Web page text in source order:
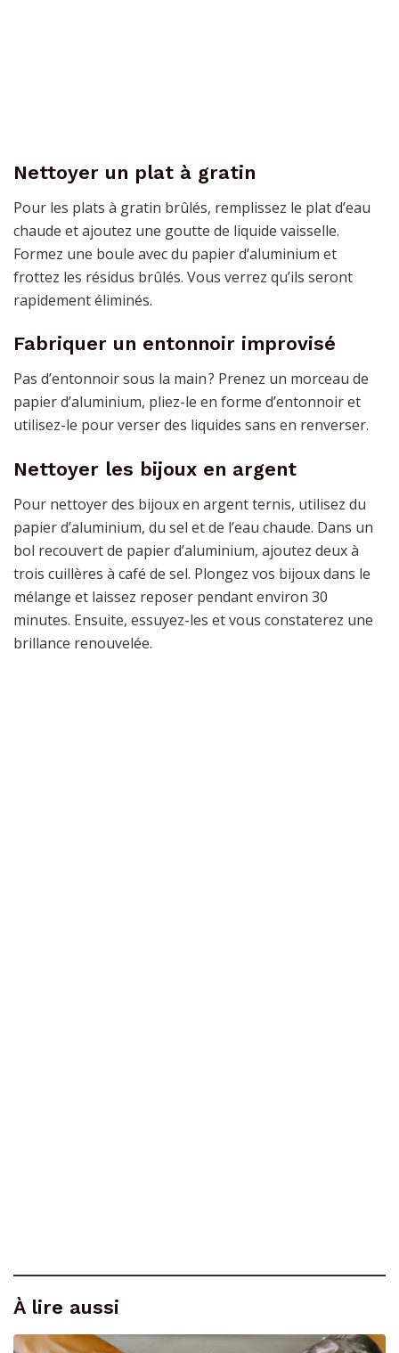
Nettoyer un plat à gratin
Pour les plats à gratin brûlés, remplissez le plat d’eau
chaude et ajoutez une goutte de liquide vaisselle.
Formez une boule avec du papier d’aluminium et
frottez les résidus brûlés. Vous verrez qu’ils seront
rapidement éliminés.
Fabriquer un entonnoir improvisé
Pas d’entonnoir sous la main ? Prenez un morceau de
papier d’aluminium, pliez-le en forme d’entonnoir et
utilisez-le pour verser des liquides sans en renverser.
Nettoyer les bijoux en argent
Pour nettoyer des bijoux en argent ternis, utilisez du
papier d’aluminium, du sel et de l’eau chaude. Dans un
bol recouvert de papier d’aluminium, ajoutez deux à
trois cuillères à café de sel. Plongez vos bijoux dans le
mélange et laissez reposer pendant environ 30
minutes. Ensuite, essuyez-les et vous constaterez une
brillance renouvelée.
À lire aussi